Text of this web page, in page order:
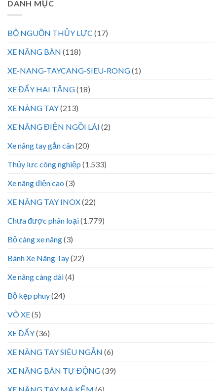
DANH MỤC
BỘ NGUỒN THỦY LỰC (17)
XE NÂNG BÀN (118)
XE-NANG-TAYCANG-SIEU-RONG(1)
XE ĐẨY HAI TẦNG(18)
XE NÂNG TAY(213)
XE NÂNG ĐIỆN NGỒI LÁI (2)
Xe nâng tay gắn cân(20)
Thủy lực công nghiệp (1.533)
Xe nâng điện cao (3)
XE NÂNG TAY INOX(22)
Chưa được phân loại(1.779)
Bộ càng xe nâng(3)
Bánh Xe Nâng Tay(22)
Xe nâng càng dài(4)
Bộ kẹp phuy(24)
VÕ XE(5)
XE ĐẨY(36)
XE NÂNG TAY SIÊU NGẮN (6)
XE NÂNG BÁN TỰ ĐỘNG(39)